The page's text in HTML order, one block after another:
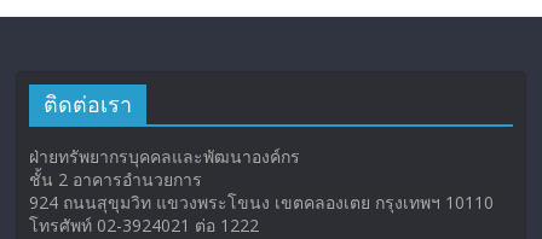
ติดต่อเรา
ฝ่ายทรัพยากรบุคคลและพัฒนาองค์กร
ชั้น 2 อาคารอำนวยการ
924 ถนนสุขุมวิท แขวงพระโขนง เขตคลองเตย กรุงเทพฯ 10110
โทรศัพท์ 02-3924021 ต่อ 1222